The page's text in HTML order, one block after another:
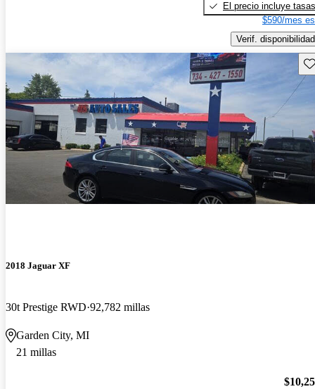
El precio incluye tasas
$590/mes
Verif. disponibilidad
2018 Jaguar XF
30t Prestige RWD 92,782 millas
Garden City, MI
21 millas